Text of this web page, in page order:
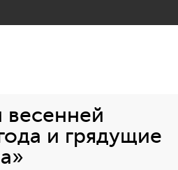
и грядущие